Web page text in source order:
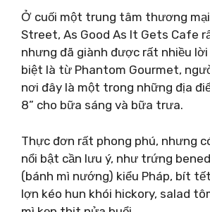
Ở cuối một trung tâm thương
Street, As Good As It Gets Cafe
nhưng đã giành được rất nhiều
biệt là từ Phantom Gourmet,
nơi đây là một trong những địa
8” cho bữa sáng và bữa trưa.
Thực đơn rất phong phú, nhưng
nổi bật cần lưu ý, như trứng
(bánh mì nướng) kiểu Pháp, bít
lợn kéo hun khói hickory, salad